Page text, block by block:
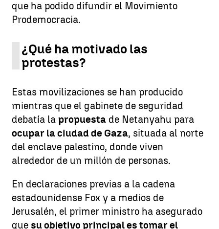
que ha podido difundir el Movimiento
Prodemocracia.
¿Qué ha motivado las
protestas?
Estas movilizaciones se han producido
mientras que el gabinete de seguridad
debatía la propuesta de Netanyahu para
ocupar la ciudad de Gaza, situada al norte
del enclave palestino, donde viven
alrededor de un millón de personas.
En declaraciones previas a la cadena
estadounidense Fox y a medios de
Jerusalén, el primer ministro ha asegurado
que su objetivo principal es tomar el